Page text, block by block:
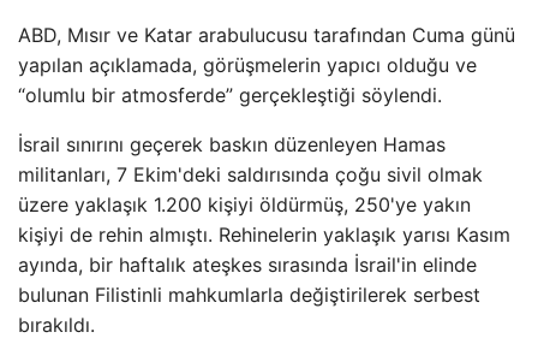
ABD, Mısır ve Katar arabulucusu tarafından Cuma günü
yapılan açıklamada, görüşmelerin yapıcı olduğu ve
“olumlu bir atmosferde” gerçekleştiği söylendi.
İsrail sınırını geçerek baskın düzenleyen Hamas
militanları, 7 Ekim'deki saldırısında çoğu sivil olmak
üzere yaklaşık 1.200 kişiyi öldürmüş, 250'ye yakın
kişiyi de rehin almıştı. Rehinelerin yaklaşık yarısı Kasım
ayında, bir haftalık ateşkes sırasında İsrail'in elinde
bulunan Filistinli mahkumlarla değiştirilerek serbest
bırakıldı.